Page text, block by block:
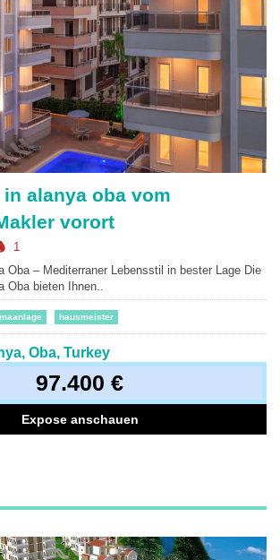
alanya oba vom
vorort
1
Oba – Mediterraner Lebensstil in bester Lage Die
Oba bieten Ihnen..
hausmeister
Oba, Turkey
97.400 €
Expose anschauen